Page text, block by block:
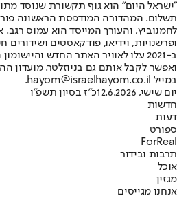
"ישראל היום" הוא גוף תקשורת שנוסד
ופרשנויות, וידיאו, פודקאסטים ושידורים
ב-2021 עלו לאוויר האתר החדש
ואפשר לקבל אותם גם בניוזלטר. מועדון
במייל hayom@israelhayom.co.il.
יום שישי, 12.6.2026
כ"ז בסיון תשפ"ו
חדשות
דעות
ספורט
ForReal
תרבות ובידור
אוכל
מגזין
אנחנו מגייסים